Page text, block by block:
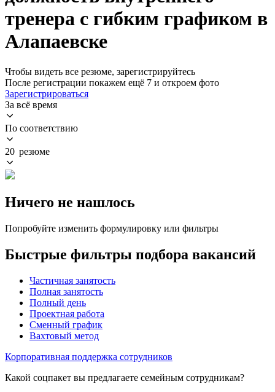
тренера с гибким графиком в
Алапаевске
Чтобы видеть все резюме, зарегистрируйтесь
После регистрации покажем ещё 7 и откроем фото
Зарегистрироваться
За всё время
По соответствию
20 резюме
Ничего не нашлось
Попробуйте изменить формулировку или фильтры
Быстрые фильтры подбора вакансий
Частичная занятость
Полная занятость
Полный день
Проектная работа
Сменный график
Вахтовый метод
Корпоративная поддержка сотрудников
Какой соцпакет вы предлагаете семейным сотрудникам?